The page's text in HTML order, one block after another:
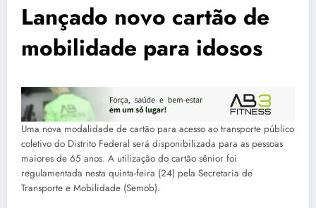
Lançado novo cartão de
mobilidade para idosos
Uma nova modalidade de cartão para acesso ao transporte público
coletivo do Distrito Federal será disponibilizada para as pessoas
maiores de 65 anos. A utilização do cartão sênior foi
regulamentada nesta quinta-feira (24) pela Secretaria de
Transporte e Mobilidade (Semob).